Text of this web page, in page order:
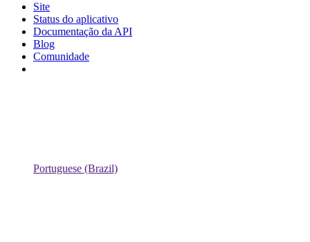
Site
Status do aplicativo
Documentação da API
Blog
Comunidade
Portuguese (Brazil)